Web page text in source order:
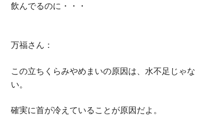
飲んでるのに・・・
万福さん：
この立ちくらみやめまいの原因は、水不足じゃな
い。
確実に首が冷えていることが原因だよ。